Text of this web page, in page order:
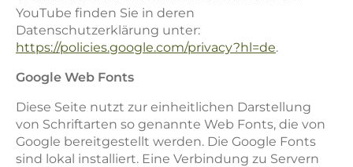
YouTube finden Sie in deren
Datenschutzerklärung unter:
https://policies.google.com/privacy?hl=de.
Google Web Fonts
Diese Seite nutzt zur einheitlichen Darstellung
von Schriftarten so genannte Web Fonts, die von
Google bereitgestellt werden. Die Google Fonts
sind lokal installiert. Eine Verbindung zu Servern